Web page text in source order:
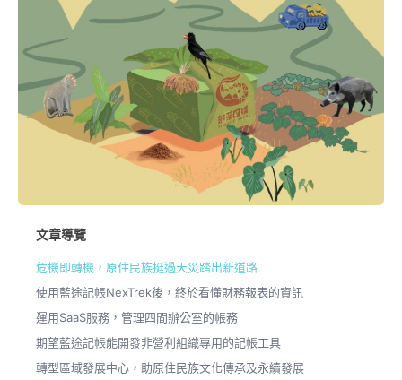
文章導覽
危機即轉機，原住民族挺過天災踏出新道路
使用藍途記帳NexTrek後，終於看懂財務報表的資訊
運用SaaS服務，管理四間辦公室的帳務
期望藍途記帳能開發非營利組織專用的記帳工具
轉型區域發展中心，助原住民族文化傳承及永續發展